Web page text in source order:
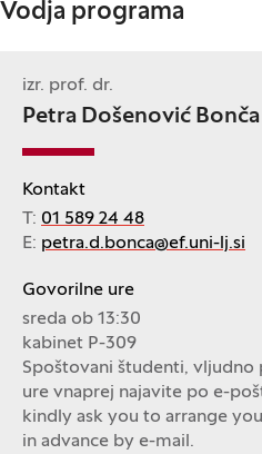
Vodja programa
izr. prof. dr.
Petra Došenović Bonča
Kontakt
T: 01 589 24 48
E: petra.d.bonca@ef.uni-lj.si
Govorilne ure
sreda ob 13:30
kabinet P-309
Spoštovani študenti, vljudno
ure vnaprej najavite po e-
kindly ask you to arrange
in advance by e-mail.